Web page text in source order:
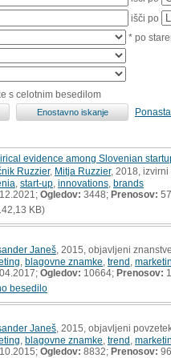
išči po
* po
s celotnim besedilom
evidence among Slovenian
Ruzzier, Mitja Ruzzier, 2018,
start-up innovations brands
Ogledov: 3448; Prenosov: 57
KB)
Janeš , 2015, objavljeni
blagovne znamke trend
Ogledov: 10664; Prenosov:
besedilo
Janeš , 2015, objavljeni
blagovne znamke trend
Ogledov: 8832; Prenosov: 96